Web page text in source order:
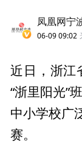
凤凰网宁
06-09 09:02
近日，浙江
“浙里阳光”
中小学校广
赛。